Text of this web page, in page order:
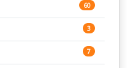
16
15
15
60
3
7